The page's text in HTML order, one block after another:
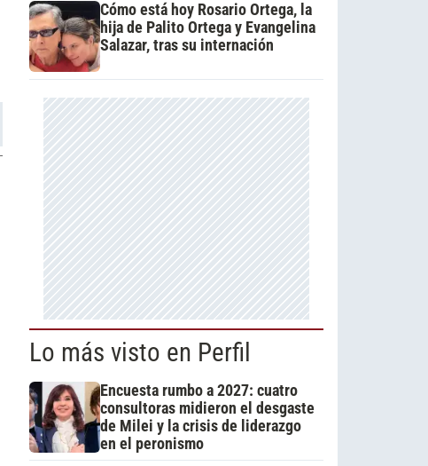
Cómo está hoy Rosario Ortega, la
hija de Palito Ortega y Evangelina
Salazar, tras su internación
Lo más visto en Perfil
Encuesta rumbo a 2027: cuatro
consultoras midieron el desgaste
de Milei y la crisis de liderazgo
en el peronismo